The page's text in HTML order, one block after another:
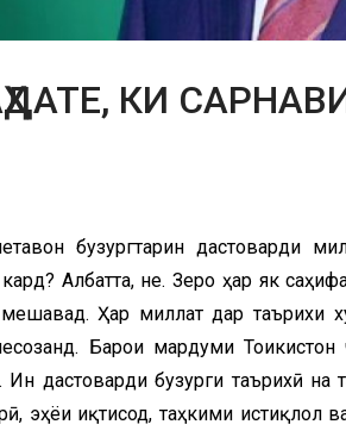
КИ
бузургтарин дастоварди
Албатта, не. Зеро ҳар як
Ҳар миллат дар таърихи
Барои мардуми
дастоварди бузурги таърихӣ на
эҳёи иқтисод, таҳкими истиқлол